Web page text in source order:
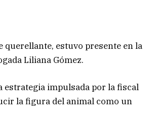
querellante, estuvo presente en la
Liliana Gómez.
estrategia impulsada por la fiscal
la figura del animal como un